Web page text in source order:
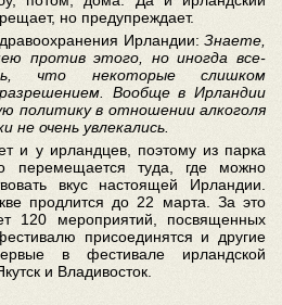
но предупреждает.
Ирландии: Знаете,
против этого, но иногда все-
что некоторые слишком
Вообще в Ирландии
политику в отношении алкоголя
очень увлекались.
и у ирландцев, поэтому из парка
перемещается туда, где можно
вкус настоящей Ирландии.
продлится до 22 марта. За это
120 мероприятий, посвященных
присоединятся и другие
в фестивале ирландской
и Владивосток.